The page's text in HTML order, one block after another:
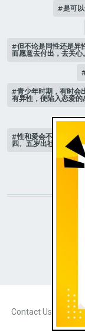
是可
但不论是同性还是异
而愿意去付出，去关心。
青少年时期，有时会
有异性，便陷入恋爱的
性和爱会不会混淆？
四、五岁出社会以后
Contact Us
Dark